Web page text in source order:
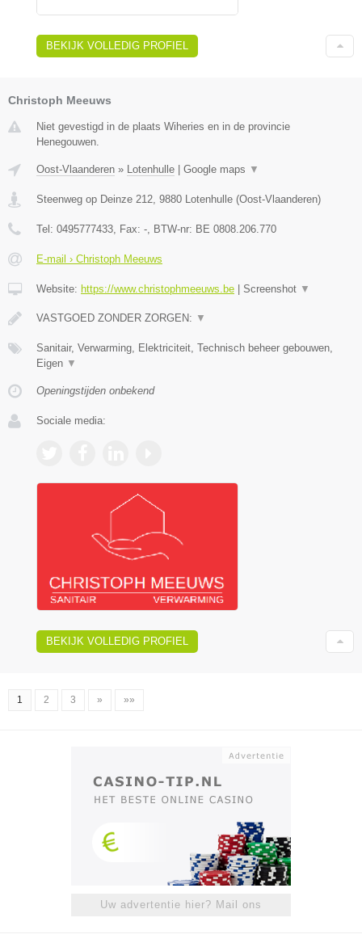
BEKIJK VOLLEDIG PROFIEL
Christoph Meeuws
Niet gevestigd in de plaats Wiheries en in de provincie
Henegouwen.
Oost-Vlaanderen » Lotenhulle Google maps ▼
Steenweg op Deinze 212 9880 Lotenhulle (Oost-Vlaanderen)
Tel: 0495777433 , Fax: - , BTW-nr: BE 0808.206.770
E-mail › Christoph Meeuws
Website: https://www.christophmeeuws.be Screenshot ▼
VASTGOED ZONDER ZORGEN: ▼
Sanitair, Verwarming, Elektriciteit, Technisch beheer gebouwen,
Eigen ▼
Openingstijden onbekend
Sociale media:
BEKIJK VOLLEDIG PROFIEL
1 2 3 » »»
Uw advertentie hier? Mail ons